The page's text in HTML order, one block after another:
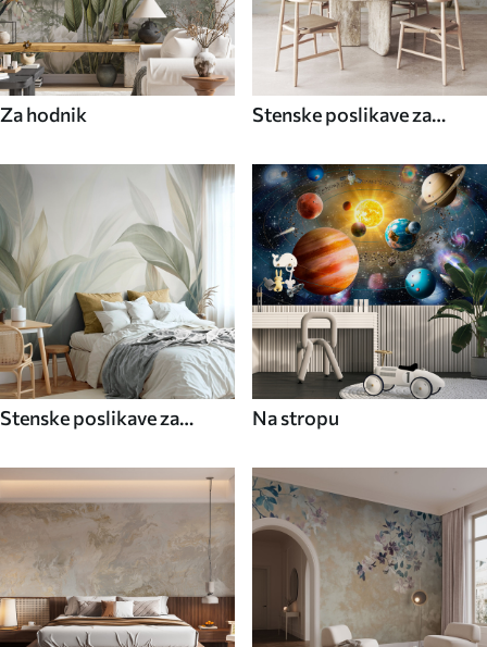
Za hodnik
Stenske poslikave za
Stenske poslikave za
Na stropu